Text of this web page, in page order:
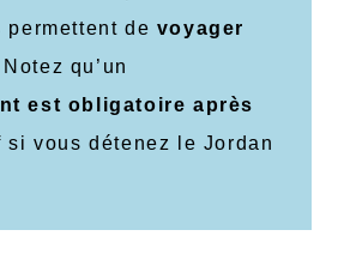
de voyager
Notez qu’un
est obligatoire après
si vous détenez le Jordan